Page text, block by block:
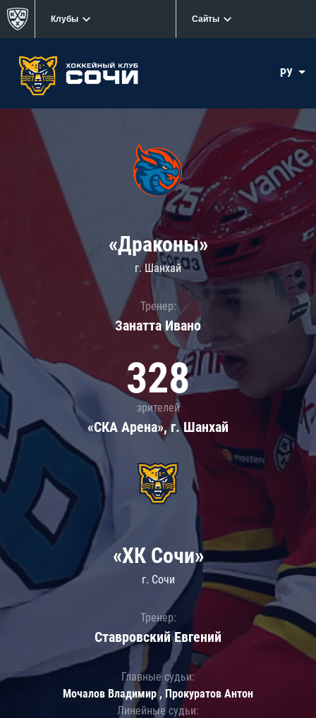
Клубы Сайты
РУ
«Драконы»
г. Шанхай
Тренер:
Занатта Иванo
328
зрителей
«СКА Арена», г. Шанхай
«ХК Сочи»
г. Сочи
Тренер:
Ставровский Евгений
Главные судьи:
Мочалов Владимир , Прокуратов Антон
Линейные судьи: